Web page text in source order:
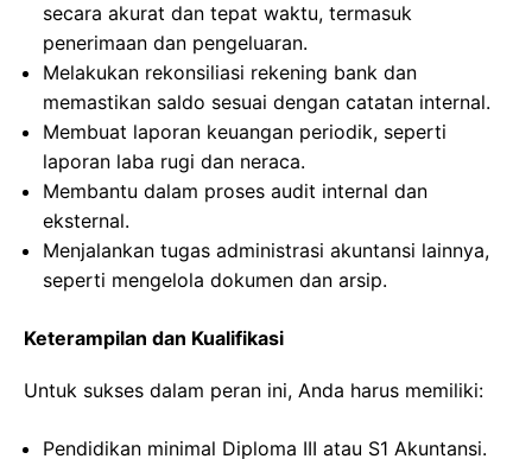
secara akurat dan tepat waktu, termasuk
penerimaan dan pengeluaran.
Melakukan rekonsiliasi rekening bank dan
memastikan saldo sesuai dengan catatan internal.
Membuat laporan keuangan periodik, seperti
laporan laba rugi dan neraca.
Membantu dalam proses audit internal dan
eksternal.
Menjalankan tugas administrasi akuntansi lainnya,
seperti mengelola dokumen dan arsip.
Keterampilan dan Kualifikasi
Untuk sukses dalam peran ini, Anda harus memiliki:
Pendidikan minimal Diploma III atau S1 Akuntansi.